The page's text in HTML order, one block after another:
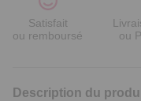
Satisfait
ou remboursé
ou
Description du